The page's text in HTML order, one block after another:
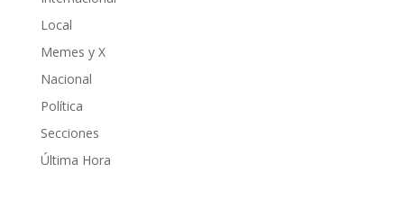
Local
Memes y X
Nacional
Política
Secciones
Última Hora